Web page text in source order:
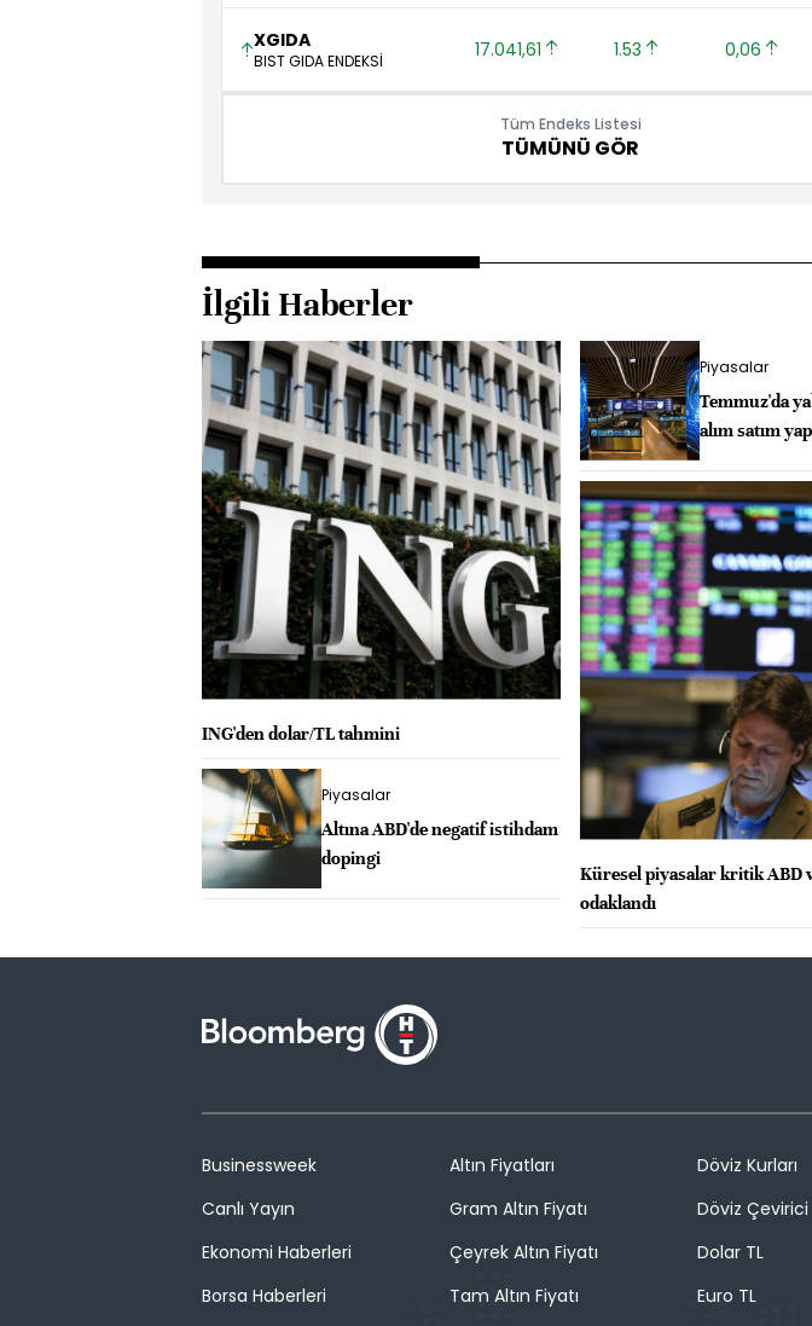
XGIDA
BIST GIDA ENDEKSİ 17.041,61 1.53 0,06
Tüm Endeks Listesi
TÜMÜNÜ GÖR
İlgili Haberler
ING'den dolar/TL tahmini
Piyasalar
Altına ABD'de negatif istihdam
dopingi
Küresel piyasalar kritik ABD
odaklandı
Piyasalar
Temmuz'da
alım satım
Businessweek
Canlı Yayın
Ekonomi Haberleri
Borsa Haberleri
Altın Fiyatları
Gram Altın Fiyatı
Çeyrek Altın Fiyatı
Tam Altın Fiyatı
Döviz Kurları
Döviz Çevirici
Dolar TL
Euro TL